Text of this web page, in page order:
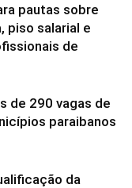
pautas sobre
piso salarial e
de
de 290 vagas de
paraibanos
da